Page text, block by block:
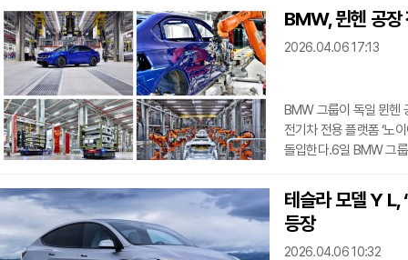
무게추가 옮겨갈 가능성
통합이 효율 제고를 위
공급망 리스크가 배경에
BMW, 뮌헨 공장
2026.04.06 17:13
BMW 그룹이 독일 뮌헨
전기차 전용 플랫폼 ‘노
돌입한다.6일 BMW 그
부지의 약 3분의 1을 새
갖췄다.BMW는 이번 개
기술과 디지털화, 인공
공장 운영의 표준이 될 것
테슬라 모델 Y L,
등장
2026.04.06 10:32